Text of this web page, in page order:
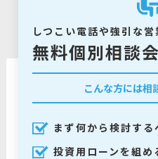
しつこい電話や強引な
無料個別相談会
こんな方には相
まず何から検討す
投資用ローンを組め